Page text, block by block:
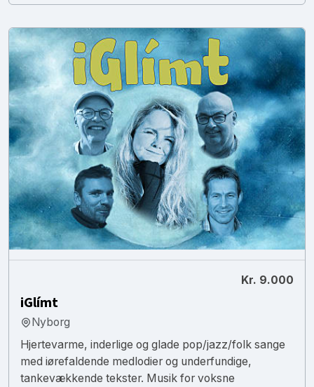
Kr. 9.000
iGlímt
Nyborg
Hjertevarme, inderlige og glade pop/jazz/folk sange
med iørefaldende medlodier og underfundige,
tankevækkende tekster. Musik for voksne